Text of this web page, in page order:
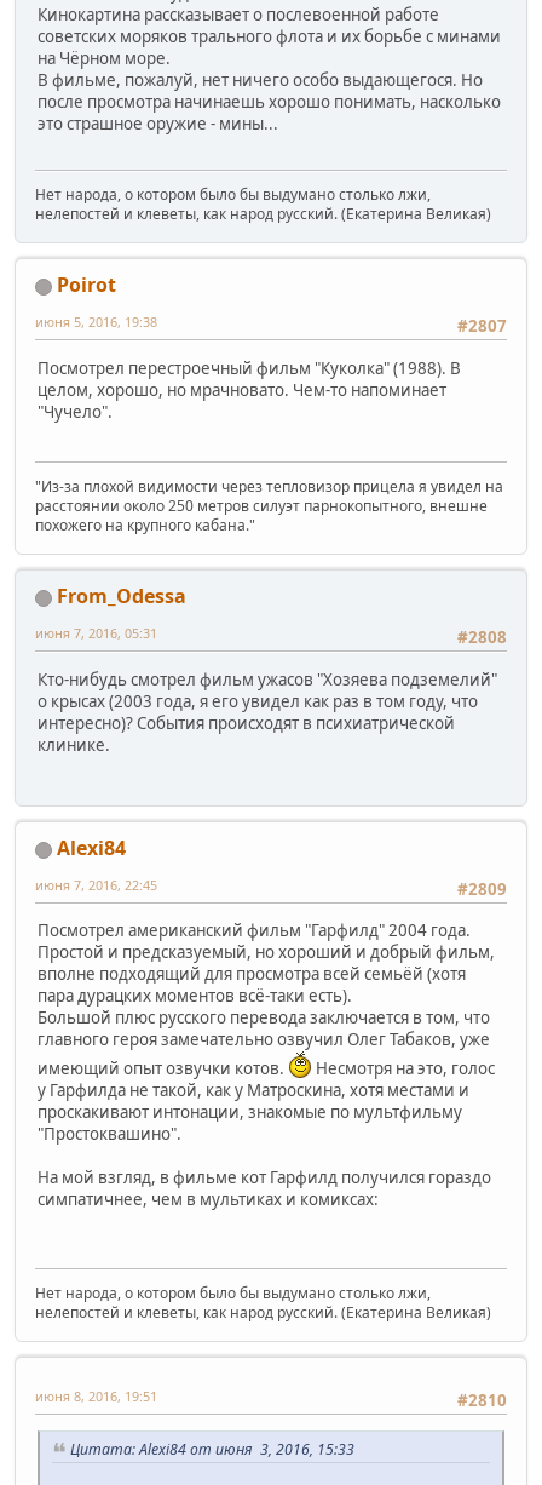
Кинокартина рассказывает о послевоенной работе
советских моряков трального флота и их борьбе с минами
на Чёрном море.
В фильме, пожалуй, нет ничего особо выдающегося. Но
после просмотра начинаешь хорошо понимать, насколько
это страшное оружие - мины...
Нет народа, о котором было бы выдумано столько лжи,
нелепостей и клеветы, как народ русский. (Екатерина Великая)
Poirot
#2807
июня 5, 2016, 19:38
Посмотрел перестроечный фильм "Куколка" (1988). В
целом, хорошо, но мрачновато. Чем-то напоминает
"Чучело".
"Из-за плохой видимости через тепловизор прицела я увидел на
расстоянии около 250 метров силуэт парнокопытного, внешне
похожего на крупного кабана."
From_Odessa
#2808
июня 7, 2016, 05:31
Кто-нибудь смотрел фильм ужасов "Хозяева подземелий"
о крысах (2003 года, я его увидел как раз в том году, что
интересно)? События происходят в психиатрической
клинике.
Alexi84
#2809
июня 7, 2016, 22:45
Посмотрел американский фильм "Гарфилд" 2004 года.
Простой и предсказуемый, но хороший и добрый фильм,
вполне подходящий для просмотра всей семьёй (хотя
пара дурацких моментов всё-таки есть).
Большой плюс русского перевода заключается в том, что
главного героя замечательно озвучил Олег Табаков, уже
имеющий опыт озвучки котов.
Несмотря на это, голос
у Гарфилда не такой, как у Матроскина, хотя местами и
проскакивают интонации, знакомые по мультфильму
"Простоквашино".
На мой взгляд, в фильме кот Гарфилд получился гораздо
симпатичнее, чем в мультиках и комиксах:
Нет народа, о котором было бы выдумано столько лжи,
нелепостей и клеветы, как народ русский. (Екатерина Великая)
#2810
июня 8, 2016, 19:51
Цитата: Alexi84 от июня 3, 2016, 15:33